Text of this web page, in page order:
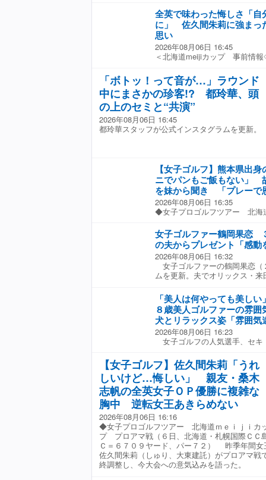
だ。見事に抽選で当たり、女
菜、吉本ひかる、妹・あゆさ
浴衣を来て会場を訪れた。「
浴衣を着て、髪もセットした
ぶりで、すごい楽しかった」
り、都内から新潟への車移動
た。日帰りで朝５時頃にお家
ど、それを超えるくらい良か
笑顔を浮かべた。 北海道・北
から車で１０分ほどと国内ツ
ジュニア時代から慣れ親しん
のケガで出場できなかった。
た。風は毎日吹くので３〜４
日からの2日間、ジュニアイベ
GREET〜5周年記念イベント
ブ（茨城県）で開催した。 【
導を行う笹生優花 先週の海外
プン」（全英）で12位に入り
差ボケを調整する間もないス
ー2勝・米ツアー1勝の宮里美
を持ち、現在は米ツアー中継
片平光紀さんも参加した。節
て2日間の日程で開催。参加し
ス内のホテルに宿泊し、ゴル
の午前には、恒例のマンツー
ンジで行われた。笹生に加え
耳を傾け、その課題に的確に
弾道が低いことに悩むジュニ
い方を修正するよう助言。す
し、ジュニアは大きく目を見
イングだけにとどまらない。
普段の構え方を確認。体がタ
メントを見直そうか」と、タ
平行になる仕組みを丁寧に説
など、細かな動作にまで落と
ても、年齢や現在の課題を踏
る。握り方を整えるだけでな
に伝える姿からは、その場限
クラブのチェックも怠らない
む女の子に対し、ショットを
ない」と判断した。フェース
度ぐらいですか？」と父親に
どに対し、ロフトが合ってい
球を上げようとする」ことで
身の3番ウッドを手渡して「打
はきれいに高く上がった。笹
いたものよりロフトが寝てお
道が大きく変わることを、そ
ないクラブを無理に打たない
スイングに影響してしまいま
ト角も引き合いに出しながら
親もその説明に納得し、クラ
中で、ヒアリングからスイン
プローチし、ジュニアと家族
ていく姿があった。 レッスン
ュニアに対し「何が原因だっ
全英で味わった悔しさ「自
に」 佐久間朱莉に強まっ
思い
2026年08月06日 16:45
＜北海道meijiカップ 事前情
の桑木志帆がメジャー制覇を
落ちで引き上げた全英の地。
口にした。 【連続写真】全く
導”スイングがスゴかった 取材
う振り返った。「本当にいろ
がありましたが、ティショッ
問に笑顔で応じていたが、桑
た」。仲間の勝利をたたえな
て、本音も吐露した。「それ
ずなのに、全然戦えなかった
結果は到底受け入れられるも
間の言葉は本音であり、正直
さも感じた。今季の海外メジ
で予選落ち。最高位は「全米
「アムンディ・エビアン選手
とエビアンは少し手応えを感
ので、何もできなかったこと
戦で予選落ちとなっただけに
しさを晴らすには、再び海外
「全英に出る前より、海外に
いうのは事実です」と話した
トリー締め切りは現地時間10
調べたんですが、まだ時間は
の調子をどこまで上げていけ
思います」とも話した。「試
ないか」。メジャー制覇への
を晴らすべく、次なるステー
している。（文・齊藤啓介）
せ 女王・佐久間の現在地は？
内女子ツアー 賞金ランキン
＆成績 桑木志帆が“凱旋帰国”
「ボトッ！って音が…」ラウンド
中にまさかの珍客!? 都玲華、頭
の上のセミと“共演”
2026年08月06日 16:45
都玲華スタッフが公式インスタグラムを更新。
【女子ゴルフ】熊本県出
ニでパンもご飯もない」
を妹から聞き 「プレーで
2026年08月06日 16:35
◆女子プロゴルフツアー 北海
ド、パー７２） プロ２年目で
ｋｙ）がプロアマ戦で最終調
海外メジャー・ＡＩＧ全英女
９位で終えた。「全米女子オ
でしっかり４日間、回り切れ
った。英国から４日の昼に帰
１回勝ちたい」と今季初勝
身の荒木は英国にいた先月２
７を観測した地震が発生した
『えっ！』っと思った」と、
を取った。当初は被害の詳細
スを見たら被害がひどいと分
聞くと「コンビニやお店に行
（物流が）止まっちゃってい
た。影響はけっこうあるみた
りに出場する国内ツアーに向
はできないので、必死に頑張
して、故郷に元気や勇気を届け
女子ゴルファー鶴岡果恋
の夫からプレゼント「感動
2026年08月06日 16:32
女子ゴルファーの鶴岡果恋
ムを更新。夫でオリックス・
目線の来田の写真を添え、「
ゼントしてくれました 感動
いを記した。 来田は東京ド
で、九回に劇的なサヨナラ３
た。この試合、途中出場で３
きく貢献した。 ふたりは昨
打、２４打点と結果を残してい
「美人は何やっても美し
８歳美人ゴルファーの雰
犬とリラックス姿「雰囲気
2026年08月06日 16:23
女子ゴルフの人気選手、セ
オフショットを公開した。 黄
ットアップに身を包み、愛犬
稿。コメント欄などでは「花
す」、「前髪いいですねー♥」
何やっても美しい」、「雰囲
つも以上に可愛い」との声が
【女子ゴルフ】佐久間朱莉「うれ
しいけど…悔しい」 親友・桑木
志帆の全英女子ＯＰ優勝に複雑な
胸中 逆転女王あきらめない
2026年08月06日 16:16
◆女子プロゴルフツアー 北海道ｍｅｉｊｉカ
プ プロアマ戦（６日、北海道・札幌国際ＣＣ
Ｃ＝６７０９ヤード、パー７２） 昨季年間女
佐久間朱莉（しゅり、大東建託）がプロアマ戦
終調整し、今大会への意気込みを語った。